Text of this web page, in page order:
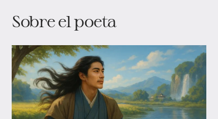
Sobre el poeta